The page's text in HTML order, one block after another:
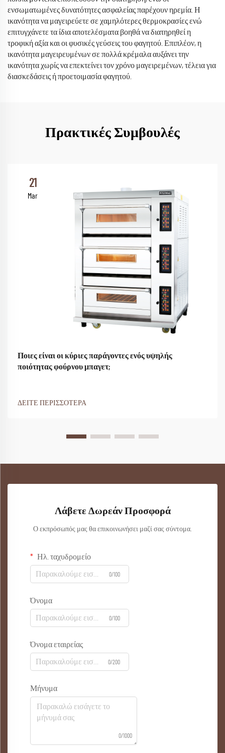
ενσωματωμένες δυνατότητες ασφαλείας παρέχουν ηρεμία. Η
ικανότητα να μαγειρεύετε σε χαμηλότερες θερμοκρασίες ενώ
επιτυγχάνετε τα ίδια αποτελέσματα βοηθά να διατηρηθεί η
τροφική αξία και οι φυσικές γεύσεις του φαγητού. Επιπλέον, η
ικανότητα μαγειρευμένων σε πολλά κρέμαλα αυξάνει την
ικανότητα χωρίς να επεκτείνει τον χρόνο μαγειρεμένων, τέλεια για
διασκεδάσεις ή προετοιμασία φαγητού.
Πρακτικές Συμβουλές
21
Mar
Ποιες είναι οι κύριες παράγοντες ενός υψηλής
ποιότητας φούρνου μπαγετ;
ΔΕΙΤΕ ΠΕΡΙΣΣΟΤΕΡΑ
Λάβετε Δωρεάν Προσφορά
Ο εκπρόσωπός μας θα επικοινωνήσει μαζί σας σύντομα.
Ηλ. ταχυδρομείο
0/100
Όνομα
0/100
Όνομα εταιρείας
0/200
Μήνυμα
0/1000